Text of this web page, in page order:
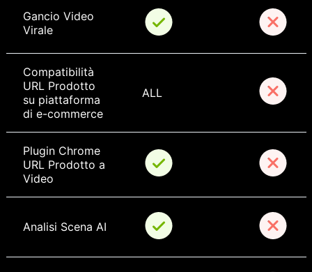
Gancio Video
Virale
Compatibilità
URL Prodotto
su piattaforma
di e-commerce
ALL
Plugin Chrome
URL Prodotto a
Video
Analisi Scena AI